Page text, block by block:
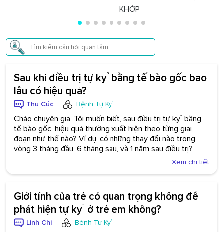
KHỚP
Sau khi điều trị tự kỷ bằng tế bào gốc bao
lâu có hiệu quả?
Thu Cúc Bệnh Tự Kỷ
Chào chuyên gia, Tôi muốn biết, sau điều trị tự kỷ bằng
tế bào gốc, hiệu quả thường xuất hiện theo từng giai
đoạn như thế nào? Ví dụ, có những thay đổi nào trong
vòng 3 tháng đầu, 6 tháng sau, và 1 năm sau điều trị?
Xem chi tiết
Giới tính của trẻ có quan trọng không để
phát hiện tự kỷ ở trẻ em không?
Linh Chi Bệnh Tự Kỷ